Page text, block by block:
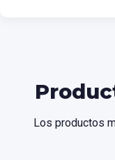
Los productos